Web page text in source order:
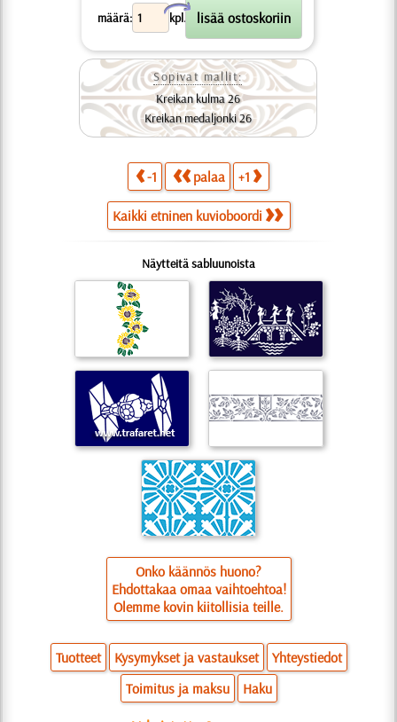
määrä: kpl.
X
Sopivat mallit:
Kreikan kulma 26
Kreikan medaljonki 26
-1 palaa +1
Kaikki etninen kuvioboordi
Näytteitä sabluunoista
Onko käännös huono?
Ehdottakaa omaa vaihtoehtoa!
Olemme kovin kiitollisia teille.
Tuotteet Kysymykset ja vastaukset
Yhteystiedot
Toimitus ja maksu
Haku